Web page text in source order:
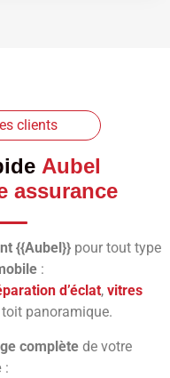
clients
Aubel
assurance
{{Aubel}}pour tout type
:
d’éclat, vitres
panoramique.
complètede votre
: